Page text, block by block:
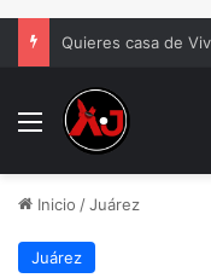
Quieres casa de
Menu
Inicio /Juárez
Juárez